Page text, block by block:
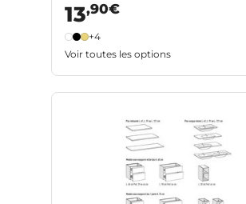
13,90€
+4
Voir toutes les options